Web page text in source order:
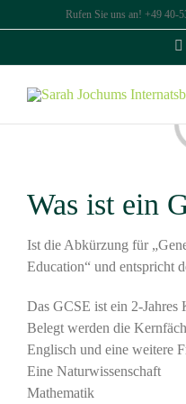
Inhalt
Rufen Sie uns an! +49 40-
Was ist ein
Ist die Abkürzung für
Education“ und entspricht
Das GCSE ist ein 2-Jahres
Belegt werden die
Englisch und eine weitere
Eine Naturwissenschaft
Mathematik